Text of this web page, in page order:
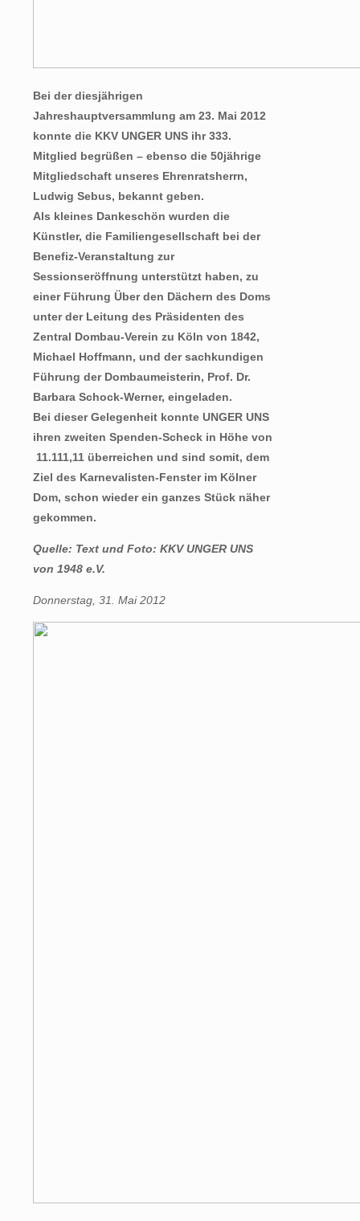
Bei der diesjährigen
Jahreshauptversammlung am 23. Mai 2012
konnte die KKV UNGER UNS ihr 333.
Mitglied begrüßen – ebenso die 50jährige
Mitgliedschaft unseres Ehrenratsherrn,
Ludwig Sebus, bekannt geben.
Als kleines Dankeschön wurden die
Künstler, die Familiengesellschaft bei der
Benefiz-Veranstaltung zur
Sessionseröffnung unterstützt haben, zu
einer Führung Über den Dächern des Doms
unter der Leitung des Präsidenten des
Zentral Dombau-Verein zu Köln von 1842,
Michael Hoffmann, und der sachkundigen
Führung der Dombaumeisterin, Prof. Dr.
Barbara Schock-Werner, eingeladen.
Bei dieser Gelegenheit konnte UNGER UNS
ihren zweiten Spenden-Scheck in Höhe von
 11.111,11 überreichen und sind somit, dem
Ziel des Karnevalisten-Fenster im Kölner
Dom, schon wieder ein ganzes Stück näher
gekommen.
Quelle: Text und Foto: KKV UNGER UNS
von 1948 e.V.
Donnerstag, 31. Mai 2012